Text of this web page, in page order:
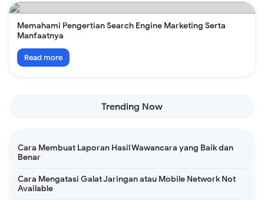
Memahami Pengertian Search Engine Marketing Serta
Manfaatnya
Read more
Trending Now
Cara Membuat Laporan Hasil Wawancara yang Baik dan
Benar
Cara Mengatasi Galat Jaringan atau Mobile Network Not
Available